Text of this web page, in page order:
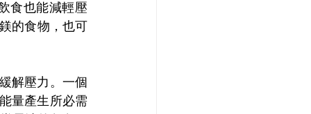
食也能減輕壓
的食物，也可
解壓力。一個
量產生所必需